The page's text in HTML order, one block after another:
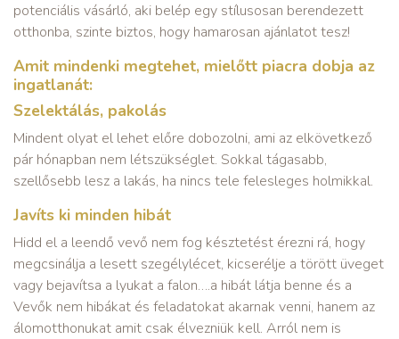
potenciális vásárló, aki belép egy stílusosan berendezett
otthonba, szinte biztos, hogy hamarosan ajánlatot tesz!
Amit mindenki megtehet, mielőtt piacra dobja az
ingatlanát:
Szelektálás, pakolás
Mindent olyat el lehet előre dobozolni, ami az elkövetkező
pár hónapban nem létszükséglet. Sokkal tágasabb,
szellősebb lesz a lakás, ha nincs tele felesleges holmikkal.
Javíts ki minden hibát
Hidd el a leendő vevő nem fog késztetést érezni rá, hogy
megcsinálja a lesett szegélylécet, kicserélje a törött üveget
vagy bejavítsa a lyukat a falon….a hibát látja benne és a
Vevők nem hibákat és feladatokat akarnak venni, hanem az
álomotthonukat amit csak élvezniük kell. Arról nem is